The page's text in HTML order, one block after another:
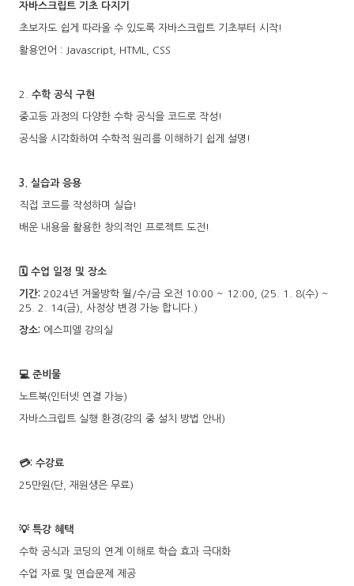
자바스크립트 기초 다지기
초보자도 쉽게 따라올 수 있도록 자바스크립트 기초부터 시작!
활용언어 : Javascript, HTML, CSS
2.수학 공식 구현
중고등 과정의 다양한 수학 공식을 코드로 작성!
공식을 시각화하여 수학적 원리를 이해하기 쉽게 설명!
3. 실습과 응용
직접 코드를 작성하며 실습!
배운 내용을 활용한 창의적인 프로젝트 도전!
🗓️ 수업 일정 및 장소
기간: 2024년 겨울방학 월/수/금 오전 10:00 ~ 12:00, (25. 1. 8(수) ~
25. 2. 14(금), 사정상 변경 가능 합니다.)
장소: 에스피엘 강의실
💻 준비물
노트북(인터넷 연결 가능)
자바스크립트 실행 환경(강의 중 설치 방법 안내)
💳: 수강료
25만원(단, 재원생은 무료)
💡 특강 혜택
수학 공식과 코딩의 연계 이해로 학습 효과 극대화
수업 자료 및 연습문제 제공